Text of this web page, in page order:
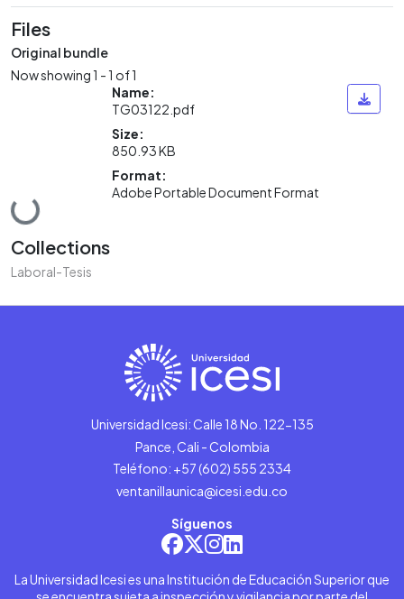
Files
Original bundle
Now showing1 - 1 of 1
Loading...
Name:
TG03122.pdf
Size:
850.93 KB
Format:
Adobe Portable Document Format
Collections
Laboral-Tesis
Universidad Icesi: Calle 18 No. 122-135
Pance, Cali - Colombia
Teléfono: +57 (602) 555 2334
ventanillaunica@icesi.edu.co
Síguenos
La Universidad Icesi es una Institución de Educación Superior que